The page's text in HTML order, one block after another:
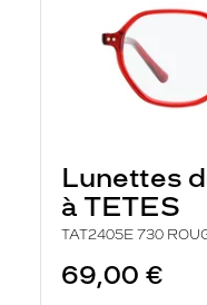
Lunettes
à TETES
TAT2405E 730
69,00 €